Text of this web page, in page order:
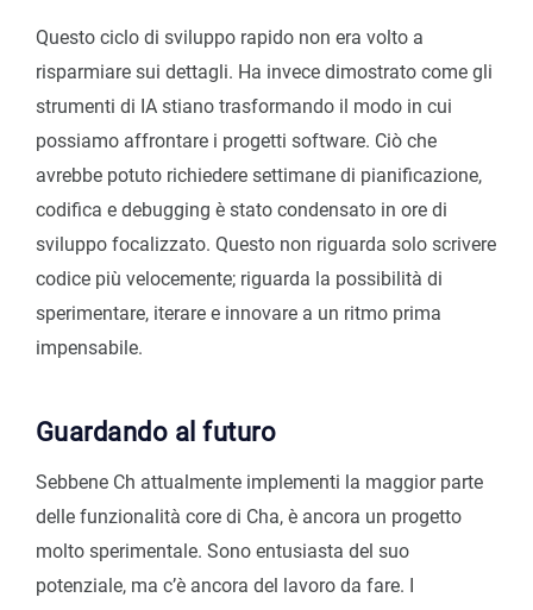
Questo ciclo di sviluppo rapido non era volto a
risparmiare sui dettagli. Ha invece dimostrato come gli
strumenti di IA stiano trasformando il modo in cui
possiamo affrontare i progetti software. Ciò che
avrebbe potuto richiedere settimane di pianificazione,
codifica e debugging è stato condensato in ore di
sviluppo focalizzato. Questo non riguarda solo scrivere
codice più velocemente; riguarda la possibilità di
sperimentare, iterare e innovare a un ritmo prima
impensabile.
Guardando al futuro
Sebbene Ch attualmente implementi la maggior parte
delle funzionalità core di Cha, è ancora un progetto
molto sperimentale. Sono entusiasta del suo
potenziale, ma c’è ancora del lavoro da fare. I